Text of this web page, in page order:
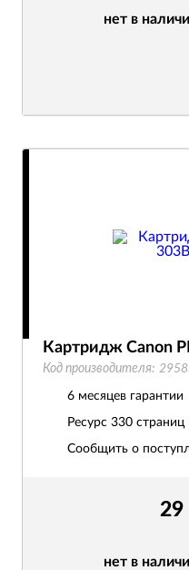
нет в
29
нет в
Картридж Canon
Код производителя:
6 месяцев гарантии
Ресурс 330 страниц
Сообщить о